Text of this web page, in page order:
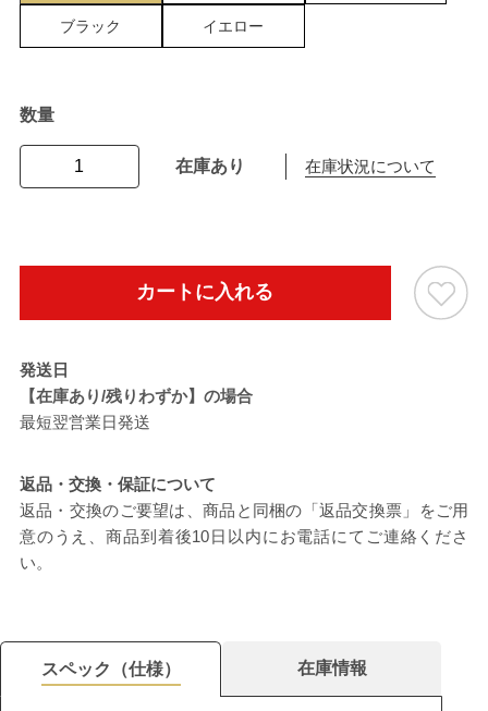
ブラック イエロー
数量
在庫あり 在庫状況について
カートに入れる
発送日
【在庫あり/残りわずか】の場合
最短翌営業日発送
返品・交換・保証について
返品・交換のご要望は、商品と同梱の「返品交換票」をご用
意のうえ、商品到着後10日以内にお電話にてご連絡くださ
い。
スペック（仕様） 在庫情報